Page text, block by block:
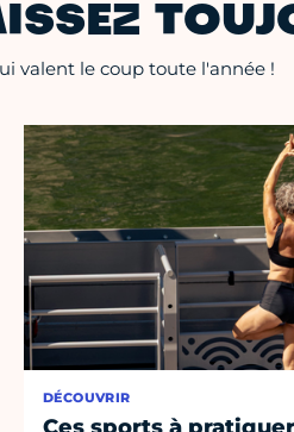
valent le coup toute l'année !
DÉCOUVRIR